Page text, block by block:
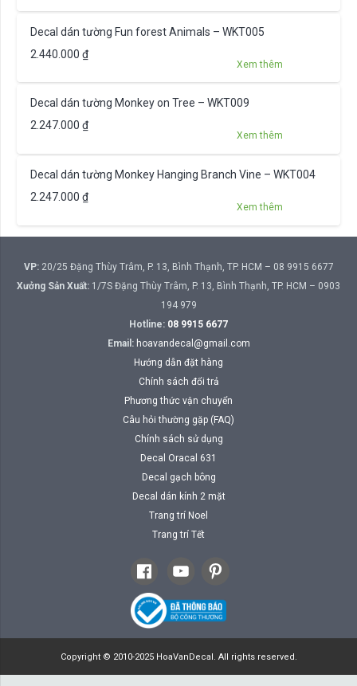
Decal dán tường Fun forest Animals – WKT005
2.440.000 ₫
Xem thêm
Decal dán tường Monkey on Tree – WKT009
2.247.000 ₫
Xem thêm
Decal dán tường Monkey Hanging Branch Vine – WKT004
2.247.000 ₫
Xem thêm
VP:20/25 Đặng Thùy Trâm, P. 13, Bình Thạnh, TP. HCM – 08 9915 6677
Xưởng Sản Xuất: 1/7S Đặng Thùy Trâm, P. 13, Bình Thạnh, TP. HCM – 0903
194 979
Hotline: 08 9915 6677
Email: hoavandecal@gmail.com
Hướng dẫn đặt hàng
Chính sách đổi trả
Phương thức vận chuyển
Câu hỏi thường gặp (FAQ)
Chính sách sử dụng
Decal Oracal 631
Decal gạch bông
Decal dán kính 2 mặt
Trang trí Noel
Trang trí Tết
Copyright © 2010-2025 HoaVanDecal. All rights reserved.